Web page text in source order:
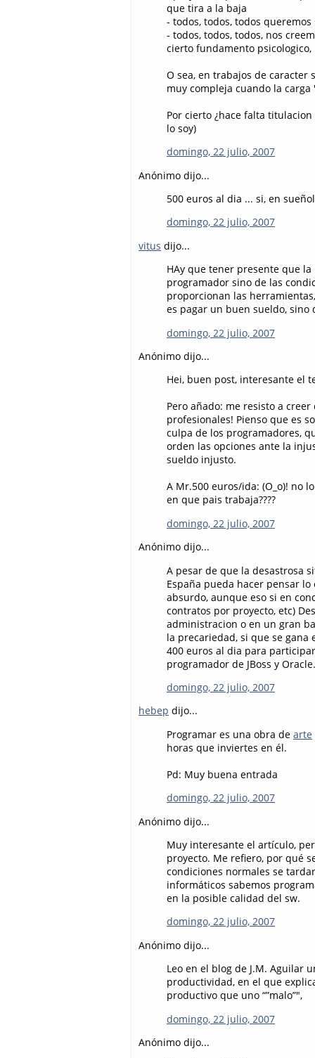
que tira a la baja
- todos, todos, todos
- todos, todos, todos, nos
cierto fundamento
O sea, en trabajos de
muy compleja cuando la
Por cierto ¿hace falta
lo soy)
domingo, 22 julio, 2007
Anónimo dijo...
500 euros al dia ... si, en
domingo, 22 julio, 2007
vitus dijo...
HAy que tener presente que
programador sino de las
proporcionan las
es pagar un buen sueldo,
domingo, 22 julio, 2007
Anónimo dijo...
Hei, buen post, interesante el
Pero añado: me resisto a
profesionales! Pienso que es
culpa de los programadores,
orden las opciones ante la
sueldo injusto.
A Mr.500 euros/ida: (O_o)! no
en que pais trabaja????
domingo, 22 julio, 2007
Anónimo dijo...
A pesar de que la desastrosa
España pueda hacer pensar
absurdo, aunque eso si en
contratos por proyecto, etc)
administracion o en un gran
la precariedad, si que se gana
400 euros al dia para
programador de JBoss y Oracle.
domingo, 22 julio, 2007
hebep dijo...
Programar es una obra de arte
horas que inviertes en él.
Pd: Muy buena entrada
domingo, 22 julio, 2007
Anónimo dijo...
Muy interesante el artículo,
proyecto. Me refiero, por qué
condiciones normales se
informáticos sabemos
en la posible calidad del sw.
domingo, 22 julio, 2007
Anónimo dijo...
Leo en el blog de J.M. Aguilar
productividad, en el que
productivo que uno “”malo”",
domingo, 22 julio, 2007
Anónimo dijo...